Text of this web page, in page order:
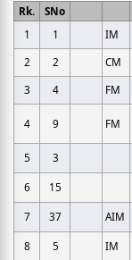
Rk. SNo
1
1 IM
2
2 CM
3
4 FM
4 9 FM
5 3
6 15
7 37 AIM
8 5 IM